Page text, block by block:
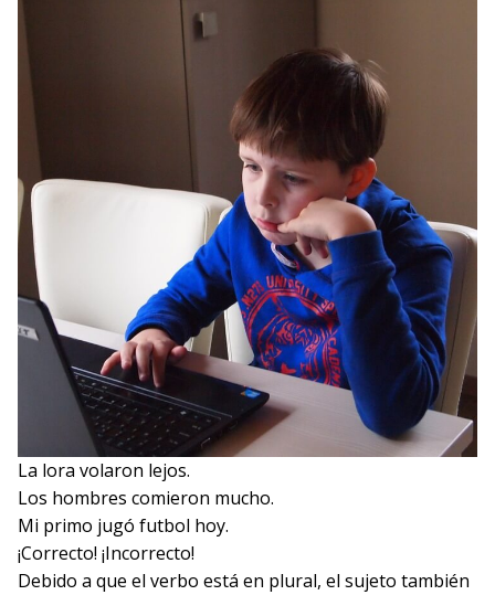
La lora volaron lejos.
Los hombres comieron mucho.
Mi primo jugó futbol hoy.
¡Correcto! ¡Incorrecto!
Debido a que el verbo está en plural, el sujeto también